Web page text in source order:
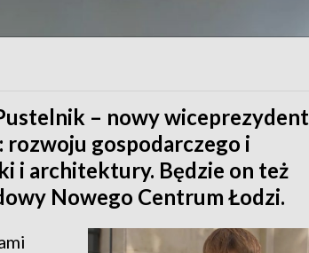
– nowy wiceprezydent
rozwoju gospodarczego i
i architektury. Będzie on też
Nowego Centrum Łodzi.